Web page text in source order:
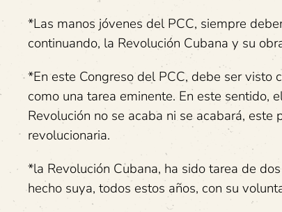
*Las manos jóvenes del PCC, siempre
continuando, la Revolución Cubana y su
*En este Congreso del PCC, debe ser visto
como una tarea eminente. En este sentido,
Revolución no se acaba ni se acabará,
revolucionaria.
*la Revolución Cubana, ha sido tarea de
hecho suya, todos estos años, con su